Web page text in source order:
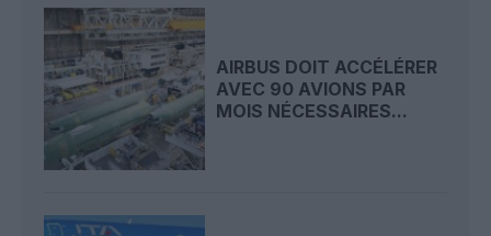
AIRBUS DOIT ACCÉLÉRER
AVEC 90 AVIONS PAR
MOIS NÉCESSAIRES...